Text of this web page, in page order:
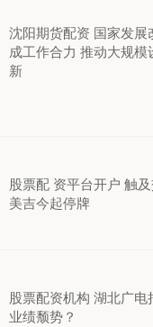
沈阳期货配资 国家发
成工作合力 推动大规
新
股票配 资平台开户 触
美吉今起停牌
股票配资机构 湖北广
业绩颓势？